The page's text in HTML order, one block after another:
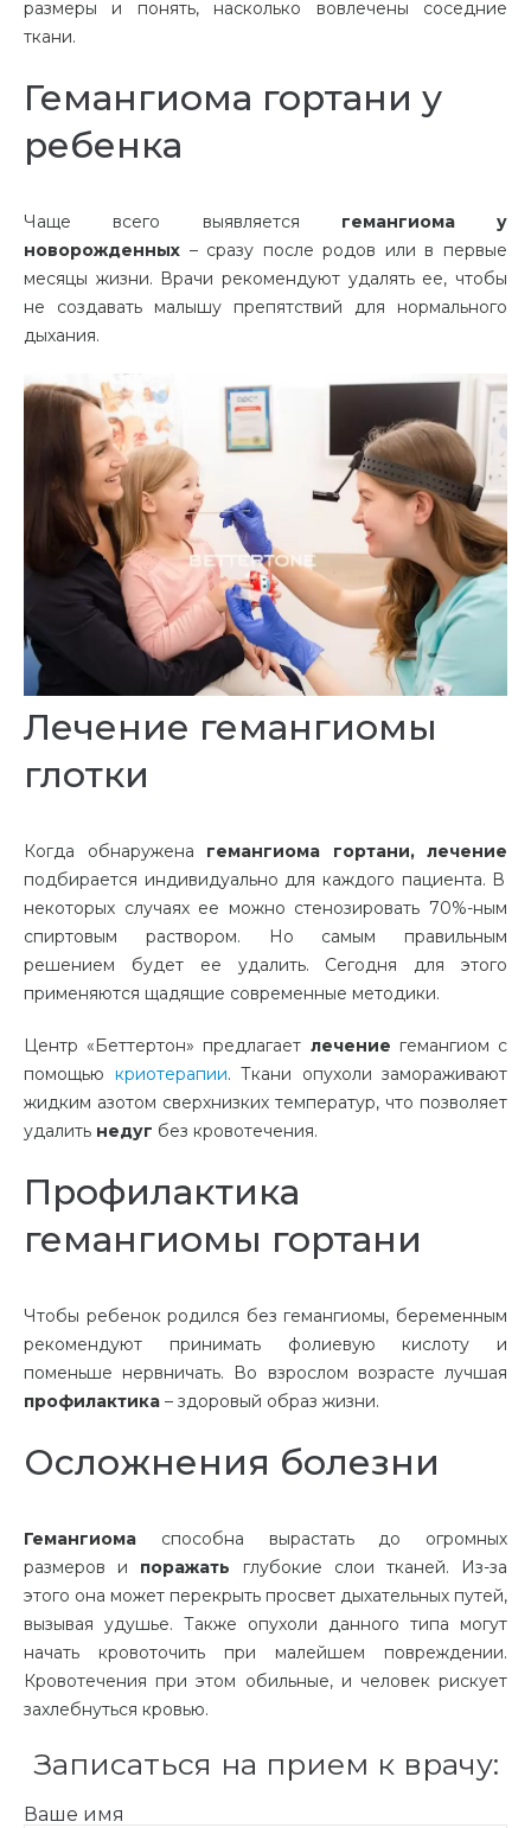
размеры и понять, насколько вовлечены соседние
ткани.
Гемангиома гортани у
ребенка
Чаще всего выявляется гемангиома у
новорожденных – сразу после родов или в первые
месяцы жизни. Врачи рекомендуют удалять ее, чтобы
не создавать малышу препятствий для нормального
дыхания.
Лечение гемангиомы
глотки
Когда обнаружена гемангиома гортани, лечение
подбирается индивидуально для каждого пациента. В
некоторых случаях ее можно стенозировать 70%-ным
спиртовым раствором. Но самым правильным
решением будет ее удалить. Сегодня для этого
применяются щадящие современные методики.
Центр «Беттертон» предлагает лечение гемангиом с
помощью криотерапии. Ткани опухоли замораживают
жидким азотом сверхнизких температур, что позволяет
удалить недуг без кровотечения.
Профилактика
гемангиомы гортани
Чтобы ребенок родился без гемангиомы, беременным
рекомендуют принимать фолиевую кислоту и
поменьше нервничать. Во взрослом возрасте лучшая
профилактика – здоровый образ жизни.
Осложнения болезни
Гемангиома способна вырастать до огромных
размеров и поражать глубокие слои тканей. Из-за
этого она может перекрыть просвет дыхательных путей,
вызывая удушье. Также опухоли данного типа могут
начать кровоточить при малейшем повреждении.
Кровотечения при этом обильные, и человек рискует
захлебнуться кровью.
Записаться на прием к врачу:
Ваше имя